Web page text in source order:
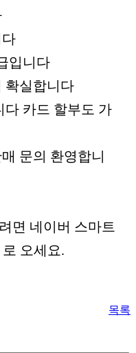
입니다
실합니다
카드 할부도 가
문의 환영합니
면 네이버 스마트
오세요.
목록